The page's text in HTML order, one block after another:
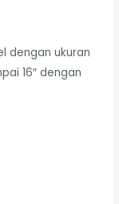
dengan ukuran
16″ dengan